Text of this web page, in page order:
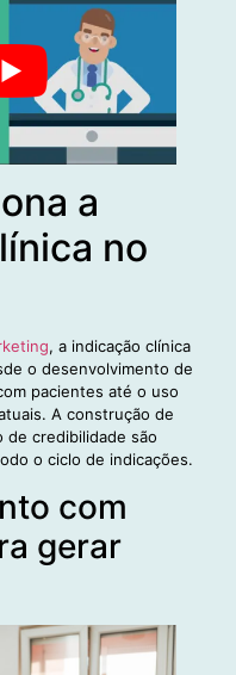
a
no
, a indicação clínica
o desenvolvimento de
pacientes até o uso
A construção de
de credibilidade são
o ciclo de indicações.
com
gerar